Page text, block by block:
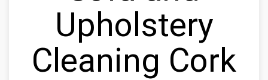
Upholstery
Cleaning Cork